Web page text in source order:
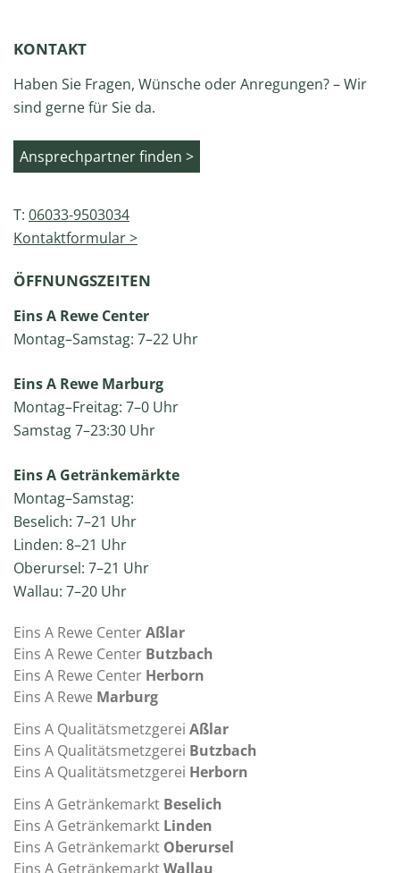
KONTAKT
Haben Sie Fragen, Wünsche oder Anregungen? – Wir
sind gerne für Sie da.
Ansprechpartner finden >
T: 06033-9503034
Kontaktformular >
ÖFFNUNGSZEITEN
Eins A Rewe Center
Montag–Samstag: 7–22 Uhr
Eins A Rewe Marburg
Montag–Freitag: 7–0 Uhr
Samstag 7–23:30 Uhr
Eins A Getränkemärkte
Montag–Samstag:
Beselich: 7–21 Uhr
Linden: 8–21 Uhr
Oberursel: 7–21 Uhr
Wallau: 7–20 Uhr
Eins A Rewe CenterAßlar
Eins A Rewe Center Butzbach
Eins A Rewe Center Herborn
Eins A Rewe Marburg
Eins A Qualitätsmetzgerei Aßlar
Eins A Qualitätsmetzgerei Butzbach
Eins A Qualitätsmetzgerei Herborn
Eins A Getränkemarkt Beselich
Eins A Getränkemarkt Linden
Eins A Getränkemarkt Oberursel
Eins A GetränkemarktWallau